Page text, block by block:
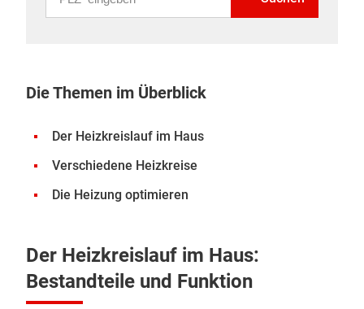
Die Themen im Überblick
Der Heizkreislauf im Haus
Verschiedene Heizkreise
Die Heizung optimieren
Der Heizkreislauf im Haus:
Bestandteile und Funktion